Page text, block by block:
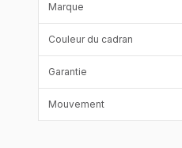
Marque
Couleur du cadran
Garantie
Mouvement